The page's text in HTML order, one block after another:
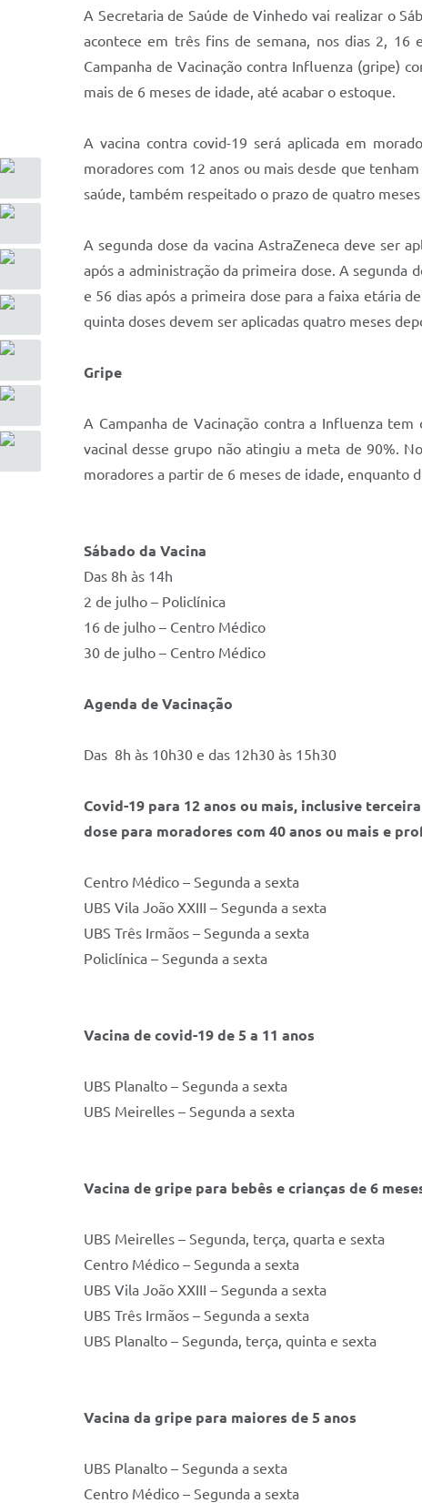
A Secretaria de Saúde de Vinhedo vai realizar o
acontece em três fins de semana, nos dias 2, 16
Campanha de Vacinação contra Influenza (gripe)
mais de 6 meses de idade, até acabar o estoque.
A vacina contra covid-19 será aplicada em
moradores com 12 anos ou mais desde que
saúde, também respeitado o prazo de quatro
A segunda dose da vacina AstraZeneca deve ser
após a administração da primeira dose. A segunda
e 56 dias após a primeira dose para a faixa etária
quinta doses devem ser aplicadas quatro meses
Gripe
A Campanha de Vacinação contra a Influenza
vacinal desse grupo não atingiu a meta de 90%.
moradores a partir de 6 meses de idade, enquanto
Sábado da Vacina
Das 8h às 14h
2 de julho – Policlínica
16 de julho – Centro Médico
30 de julho – Centro Médico
Agenda de Vacinação
Das 8h às 10h30 e das 12h30 às 15h30
Covid-19 para 12 anos ou mais, inclusive
dose para moradores com 40 anos ou mais e
Centro Médico – Segunda a sexta
UBS Vila João XXIII – Segunda a sexta
UBS Três Irmãos – Segunda a sexta
Policlínica – Segunda a sexta
Vacina de covid-19 de 5 a 11 anos
UBS Planalto – Segunda a sexta
UBS Meirelles – Segunda a sexta
Vacina de gripe para bebês e crianças de 6
UBS Meirelles – Segunda, terça, quarta e sexta
Centro Médico – Segunda a sexta
UBS Vila João XXIII – Segunda a sexta
UBS Três Irmãos – Segunda a sexta
UBS Planalto – Segunda, terça, quinta e sexta
Vacina da gripe para maiores de 5 anos
UBS Planalto – Segunda a sexta
Centro Médico – Segunda a sexta